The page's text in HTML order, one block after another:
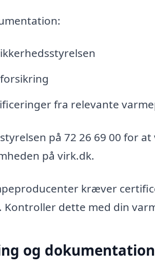
fra relevante
på 72 26 69 00 for
på virk.dk.
kræver
dette med din
og dokumentation